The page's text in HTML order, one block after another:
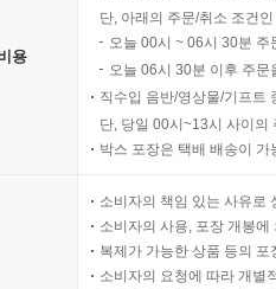
용
단, 아래의 주문/취소 조건
오늘 00시 ~ 06시 30분
오늘 06시 30분 이후 주
직수입 음반/영상물/기프트
단, 당일 00시~13시 사이의
박스 포장은 택배 배송이
소비자의 책임 있는 사유로
소비자의 사용, 포장 개봉
복제가 가능한 상품 등의
소비자의 요청에 따라 개별